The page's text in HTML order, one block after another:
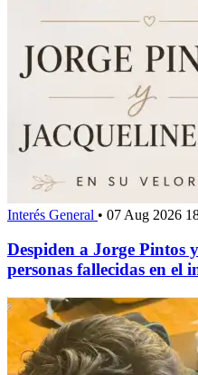
Interés General • 07 Aug 2026
Despiden a Jorge Pintos
personas fallecidas en el